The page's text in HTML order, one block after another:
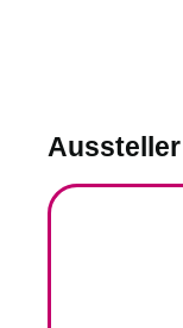
Aussteller